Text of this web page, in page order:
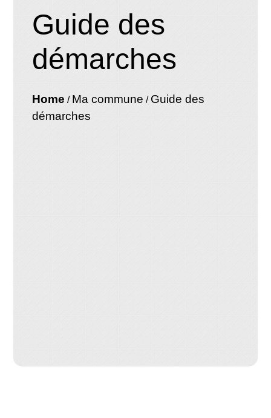
Guide des
démarches
Home / Ma commune / Guide des
démarches